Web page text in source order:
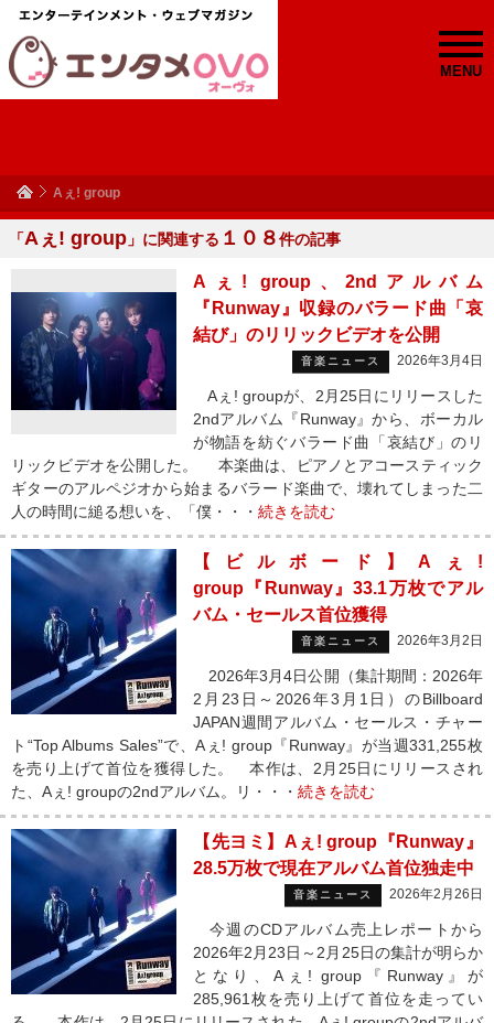
MENU
Aぇ! group
「Aぇ! group 」に関連する １０８件の記事
Aぇ! group、2ndアルバム
『Runway』収録のバラード曲「哀
結び」のリリックビデオを公開
音楽ニュース 2026年3月4日
Aぇ! groupが、2月25日にリリースした
2ndアルバム『Runway』から、ボーカル
が物語を紡ぐバラード曲「哀結び」のリ
リックビデオを公開した。 本楽曲は、ピアノとアコースティック
ギターのアルペジオから始まるバラード楽曲で、壊れてしまった二
人の時間に縋る想いを、「僕・・・ 続きを読む
【ビルボード】Aぇ!
group『Runway』33.1万枚でアル
バム・セールス首位獲得
音楽ニュース 2026年3月2日
2026年3月4日公開（集計期間：2026年
2月23日～2026年3月1日）のBillboard
JAPAN週間アルバム・セールス・チャー
ト“Top Albums Sales”で、Aぇ! group『Runway』が当週331,255枚
を売り上げて首位を獲得した。 本作は、2月25日にリリースされ
た、Aぇ! groupの2ndアルバム。リ・・・ 続きを読む
【先ヨミ】Aぇ! group『Runway』
28.5万枚で現在アルバム首位独走中
音楽ニュース 2026年2月26日
今週のCDアルバム売上レポートから
2026年2月23日～2月25日の集計が明らか
となり、Aぇ! group『Runway』が
285,961枚を売り上げて首位を走ってい